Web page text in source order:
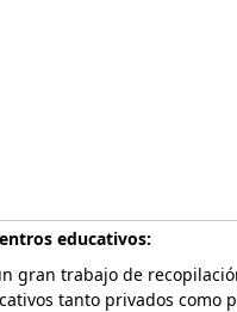
educativos:
gran trabajo de
tanto privados como